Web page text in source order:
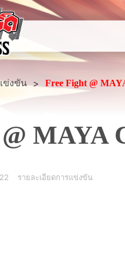
ข่งขัน > Free Fight @
MAYA
รายละเอียดการแข่งขัน